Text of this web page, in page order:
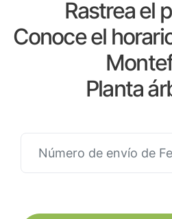
Rastrea el
Conoce el
Planta